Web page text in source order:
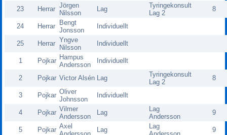
23 Herrar Jörgen
Nilsson
Lag
Tyringekonsult
Lag 2
8
24 Herrar
Bengt
Jonsson
Individuellt
25 Herrar Yngve
Nilsson
Individuellt
1 Pojkar Hampus
Andersson
Individuellt
2 Pojkar Victor Alsén Lag
Tyringekonsult
Lag 2
8
3 Pojkar Oliver
Johnsson
Individuellt
4 Pojkar Vilmer
Andersson
Lag
Lag
Andersson
9
5 Pojkar Axel
Lag
Lag
9